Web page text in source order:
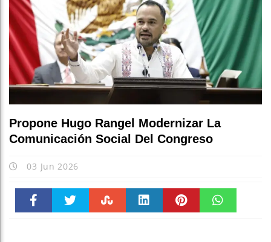
Propone Hugo Rangel Modernizar La
Comunicación Social Del Congreso
03 Jun 2026